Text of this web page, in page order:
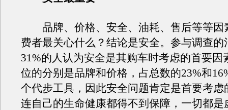
品牌、价格、安全、油耗、售后等等因
费者最关心什么？结论是安全。参与调查的
31%的人认为安全是其购车时考虑的首要因
位的分别是品牌和价格，占总数的23%和
个代步工具，因此安全问题肯定是首要考虑
连自己的生命健康都得不到保障，一切都是